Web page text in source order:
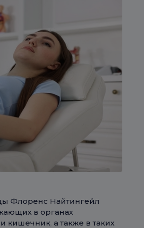
Флоренс Найтингейл
в органах
кишечник, а также в таких